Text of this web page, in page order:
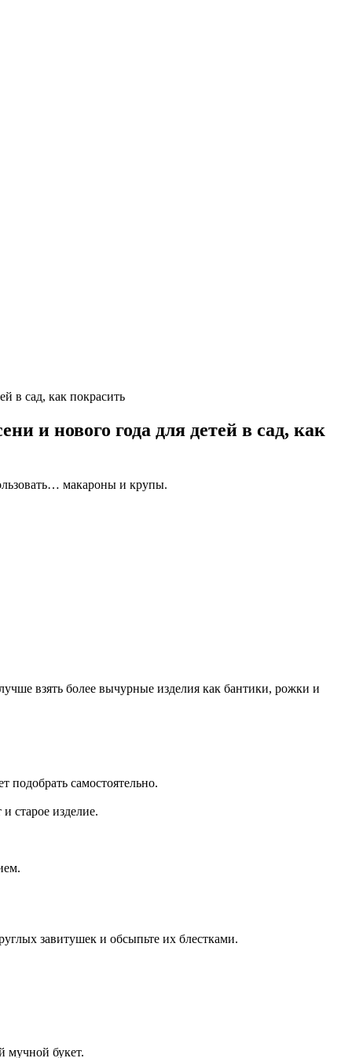
в сад, как покрасить
и нового года для детей в сад, как
макароны и крупы.
взять более вычурные изделия как бантики, рожки и
подобрать самостоятельно.
старое изделие.
завитушек и обсыпьте их блестками.
мучной букет.